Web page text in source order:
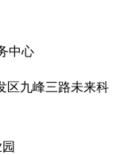
中心
区九峰三路未来科